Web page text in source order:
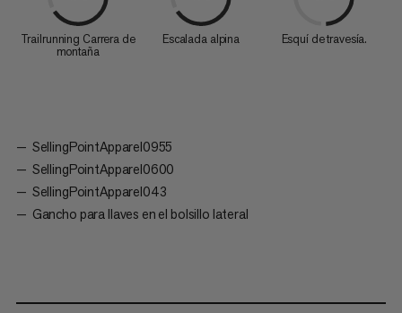
Trailrunning Carrera de
montaña
Escalada alpina Esquí de travesía.
SellingPointApparel0955
SellingPointApparel0600
SellingPointApparel043
Gancho para llaves en el bolsillo lateral